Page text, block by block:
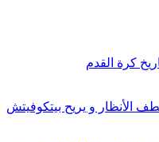
الأنظار و يريح بيتكوفيتش